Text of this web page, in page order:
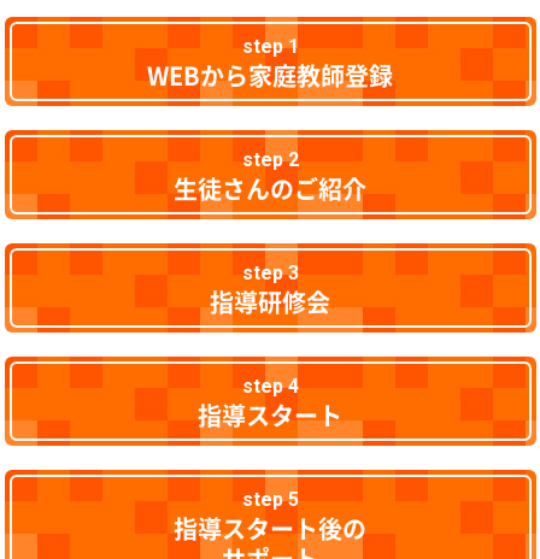
step 1
WEBから家庭教師登録
step 2
生徒さんのご紹介
step 3
指導研修会
step 4
指導スタート
step 5
指導スタート後の